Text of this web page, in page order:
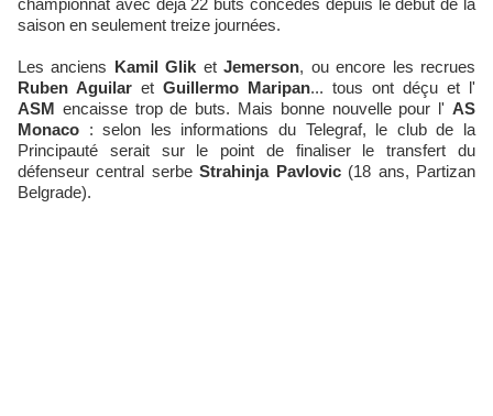
championnat avec déjà 22 buts concédés depuis le début de la
saison en seulement treize journées.
Les anciens Kamil Glik etJemerson, ou encore les recrues
Ruben Aguilar et Guillermo Maripan... tous ont déçu et l'
ASM encaisse trop de buts. Mais bonne nouvelle pour l'AS
Monaco : selon les informations du Telegraf, le club de la
Principauté serait sur le point de finaliser le transfert du
défenseur central serbeStrahinja Pavlovic(18 ans, Partizan
Belgrade).